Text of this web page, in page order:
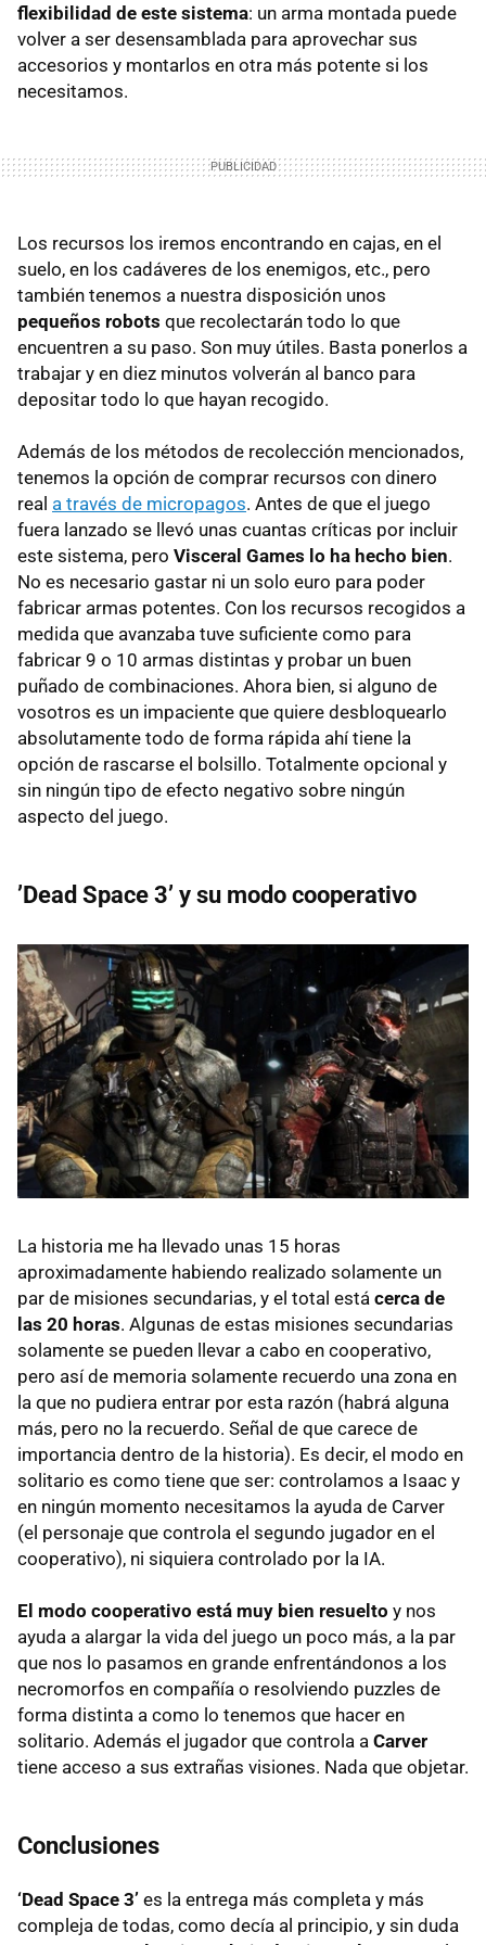
flexibilidad de este sistema: un arma montada puede
volver a ser desensamblada para aprovechar sus
accesorios y montarlos en otra más potente si los
necesitamos.
Los recursos los iremos encontrando en cajas, en el
suelo, en los cadáveres de los enemigos, etc., pero
también tenemos a nuestra disposición unos
pequeños robots que recolectarán todo lo que
encuentren a su paso. Son muy útiles. Basta ponerlos a
trabajar y en diez minutos volverán al banco para
depositar todo lo que hayan recogido.
Además de los métodos de recolección mencionados,
tenemos la opción de comprar recursos con dinero
real a través de micropagos. Antes de que el juego
fuera lanzado se llevó unas cuantas críticas por incluir
este sistema, pero Visceral Games lo ha hecho bien.
No es necesario gastar ni un solo euro para poder
fabricar armas potentes. Con los recursos recogidos a
medida que avanzaba tuve suficiente como para
fabricar 9 o 10 armas distintas y probar un buen
puñado de combinaciones. Ahora bien, si alguno de
vosotros es un impaciente que quiere desbloquearlo
absolutamente todo de forma rápida ahí tiene la
opción de rascarse el bolsillo. Totalmente opcional y
sin ningún tipo de efecto negativo sobre ningún
aspecto del juego.
’Dead Space 3’ y su modo cooperativo
La historia me ha llevado unas 15 horas
aproximadamente habiendo realizado solamente un
par de misiones secundarias, y el total está cerca de
las 20 horas. Algunas de estas misiones secundarias
solamente se pueden llevar a cabo en cooperativo,
pero así de memoria solamente recuerdo una zona en
la que no pudiera entrar por esta razón (habrá alguna
más, pero no la recuerdo. Señal de que carece de
importancia dentro de la historia). Es decir, el modo en
solitario es como tiene que ser: controlamos a Isaac y
en ningún momento necesitamos la ayuda de Carver
(el personaje que controla el segundo jugador en el
cooperativo), ni siquiera controlado por la IA.
El modo cooperativo está muy bien resuelto y nos
ayuda a alargar la vida del juego un poco más, a la par
que nos lo pasamos en grande enfrentándonos a los
necromorfos en compañía o resolviendo puzzles de
forma distinta a como lo tenemos que hacer en
solitario. Además el jugador que controla a Carver
tiene acceso a sus extrañas visiones. Nada que objetar.
Conclusiones
‘Dead Space 3’ es la entrega más completa y más
compleja de todas, como decía al principio, y sin duda